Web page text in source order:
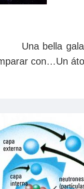
espiral
con…Un